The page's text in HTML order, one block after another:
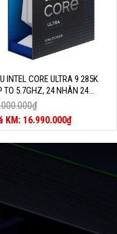
INTEL CORE ULTRA 9 285K
TO 5.7GHZ, 24 NHÂN 24
36MB CACHE, 250W,
GRAPHICS) – SK LGA 1851
₫
16.990.000₫